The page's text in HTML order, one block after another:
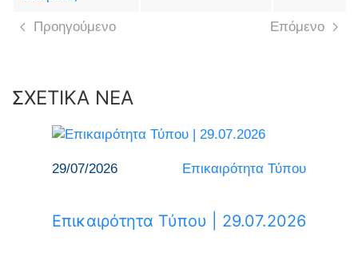
Προηγούμενο Επόμενο
ΣΧΕΤΙΚΑ ΝΕΑ
29/07/2026 Επικαιρότητα Τύπου
Επικαιρότητα Τύπου | 29.07.2026